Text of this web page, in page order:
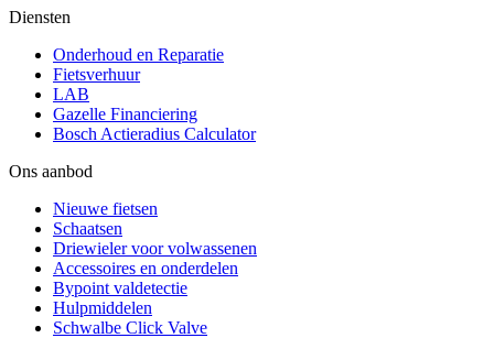
Diensten
Onderhoud en Reparatie
Fietsverhuur
LAB
Gazelle Financiering
Bosch Actieradius Calculator
Ons aanbod
Nieuwe fietsen
Schaatsen
Driewieler voor volwassenen
Accessoires en onderdelen
Bypoint valdetectie
Hulpmiddelen
Schwalbe Click Valve